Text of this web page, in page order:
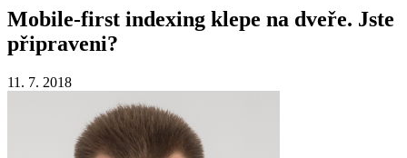
Mobile-first indexing klepe na dveře. Jste
připraveni?
11. 7. 2018